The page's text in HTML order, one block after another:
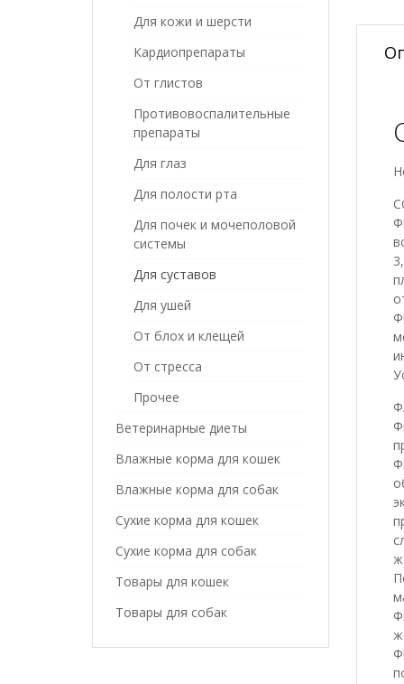
Для кожи и шерсти
Кардиопрепараты
От глистов
Противовоспалительные
препараты
Для глаз
Для полости рта
Для почек и мочеполовой
системы
Для суставов
Для ушей
От блох и клещей
От стресса
Прочее
Ветеринарные диеты
Влажные корма для кошек
Влажные корма для собак
Сухие корма для кошек
Сухие корма для собак
Товары для кошек
Товары для собак